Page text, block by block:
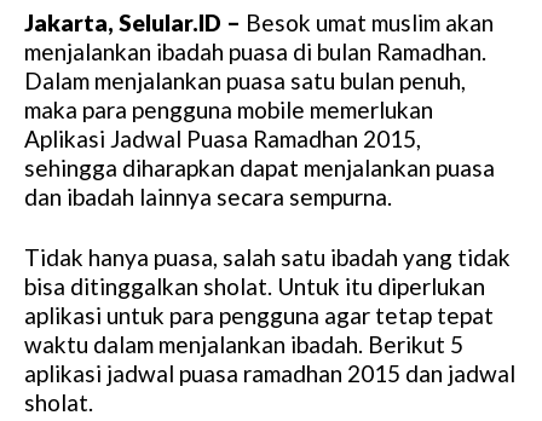
Jakarta, Selular.ID – Besok umat muslim akan
menjalankan ibadah puasa di bulan Ramadhan.
Dalam menjalankan puasa satu bulan penuh,
maka para pengguna mobile memerlukan
Aplikasi Jadwal Puasa Ramadhan 2015,
sehingga diharapkan dapat menjalankan puasa
dan ibadah lainnya secara sempurna.
Tidak hanya puasa, salah satu ibadah yang tidak
bisa ditinggalkan sholat. Untuk itu diperlukan
aplikasi untuk para pengguna agar tetap tepat
waktu dalam menjalankan ibadah. Berikut 5
aplikasi jadwal puasa ramadhan 2015 dan jadwal
sholat.